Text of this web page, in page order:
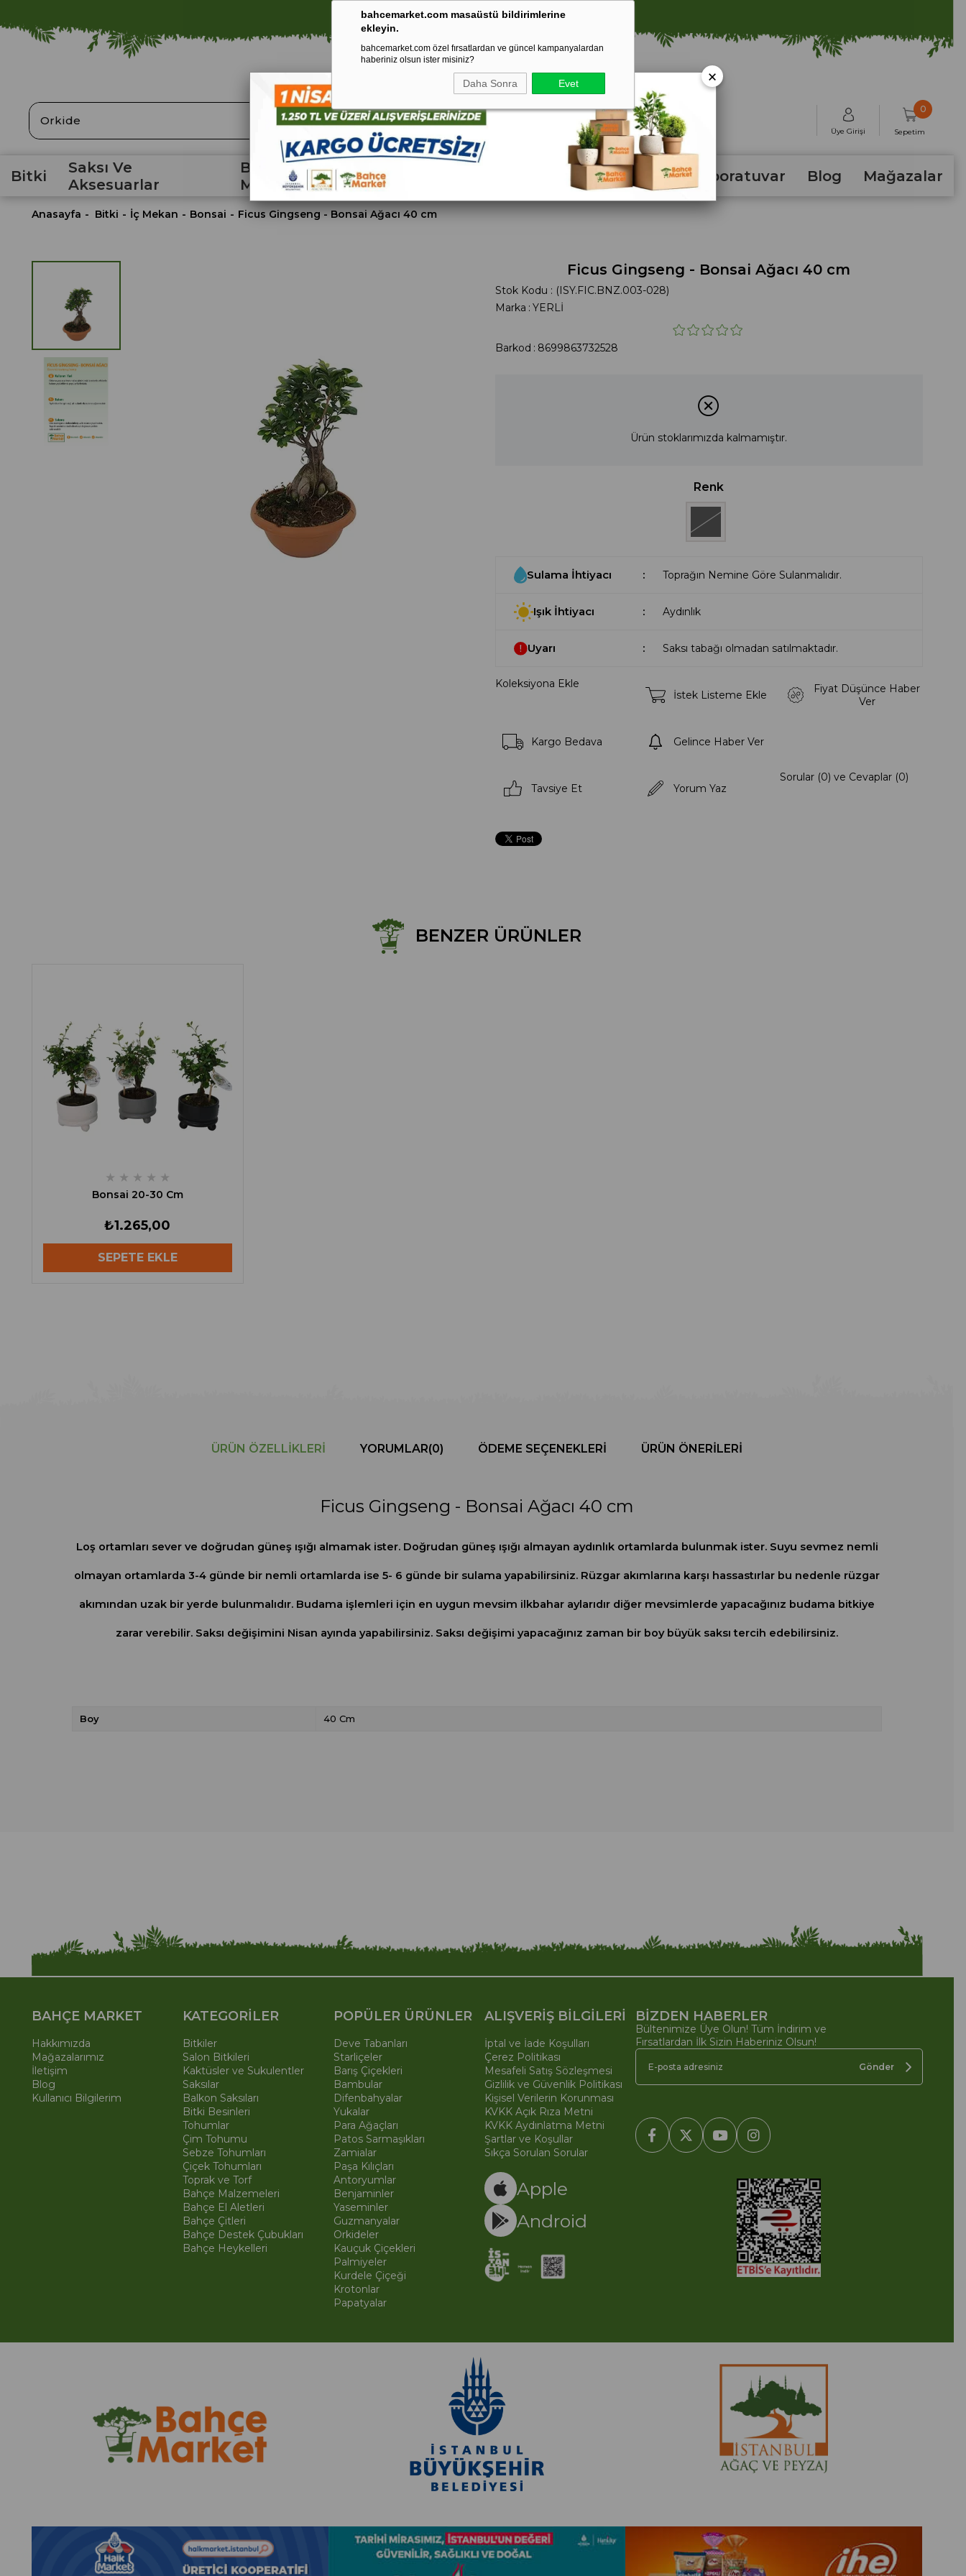
bahcemarket.com masaüstü bildirimlerine
ekleyin.
bahcemarket.com özel fırsatlardan ve güncel kampanyalardan
haberiniz olsun ister misiniz?
Daha Sonra Evet
🚀 1250 TL ÜZERİ ALIŞVERİŞLERDE KARGO ÜCRETSİZ!
ARA
Üye Girişi Sepetim
0
Bitki
Saksı Ve
Aksesuarlar
Bahçe
Malzemeleri
Tohum Laboratuvar Blog Mağazalar
Anasayfa Bitki İç Mekan Bonsai Ficus Gingseng - Bonsai Ağacı 40 cm
Ficus Gingseng - Bonsai Ağacı 40 cm
Stok Kodu
(ISY.FIC.BNZ.003-028)
Marka : YERLİ
Barkod : 8699863732528
Ürün stoklarımızda kalmamıştır.
Renk
Sulama İhtiyacı Toprağın Nemine Göre Sulanmalıdır.
Işık İhtiyacı Aydınlık
Uyarı Saksı tabağı olmadan satılmaktadır.
Koleksiyona Ekle
İstek Listeme Ekle
Fiyat Düşünce Haber
Ver
Kargo Bedava Gelince Haber Ver
Tavsiye Et Yorum Yaz
Sorular (0) ve Cevaplar (0)
BENZER ÜRÜNLER
★ ★ ★ ★ ★
Bonsai 20-30 Cm
₺1.265,00
SEPETE EKLE
ÜRÜN ÖZELLIKLERI YORUMLAR(0) ÖDEME SEÇENEKLERI ÜRÜN ÖNERILERI
Ficus Gingseng - Bonsai Ağacı 40 cm
Loş ortamları sever ve doğrudan güneş ışığı almamak ister. Doğrudan güneş ışığı almayan aydınlık ortamlarda bulunmak ister. Suyu sevmez nemli
olmayan ortamlarda 3-4 günde bir nemli ortamlarda ise 5- 6 günde bir sulama yapabilirsiniz. Rüzgar akımlarına karşı hassastırlar bu nedenle rüzgar
akımından uzak bir yerde bulunmalıdır. Budama işlemleri için en uygun mevsim ilkbahar aylarıdır diğer mevsimlerde yapacağınız budama bitkiye
zarar verebilir. Saksı değişimini Nisan ayında yapabilirsiniz. Saksı değişimi yapacağınız zaman bir boy büyük saksı tercih edebilirsiniz.
Boy 40 Cm
BAHÇE MARKET
Hakkımızda
Mağazalarımız
İletişim
Blog
Kullanıcı Bilgilerim
KATEGORİLER
Bitkiler
Salon Bitkileri
Kaktüsler ve Sukulentler
Saksılar
Balkon Saksıları
Bitki Besinleri
Tohumlar
Çim Tohumu
Sebze Tohumları
Çiçek Tohumları
Toprak ve Torf
Bahçe Malzemeleri
Bahçe El Aletleri
Bahçe Çitleri
Bahçe Destek Çubukları
Bahçe Heykelleri
POPÜLER ÜRÜNLER
Deve Tabanları
Starliçeler
Barış Çiçekleri
Bambular
Difenbahyalar
Yukalar
Para Ağaçları
Patos Sarmaşıkları
Zamialar
Paşa Kılıçları
Antoryumlar
Benjaminler
Yaseminler
Guzmanyalar
Orkideler
Kauçuk Çiçekleri
Palmiyeler
Kurdele Çiçeği
Krotonlar
Papatyalar
ALIŞVERİŞ BİLGİLERİ
İptal ve İade Koşulları
Çerez Politikası
Mesafeli Satış Sözleşmesi
Gizlilik ve Güvenlik Politikası
Kişisel Verilerin Korunması
KVKK Açık Rıza Metni
KVKK Aydınlatma Metni
Şartlar ve Koşullar
Sıkça Sorulan Sorular
Apple
Android
BİZDEN HABERLER
Bültenimize Üye Olun! Tüm İndirim ve
Fırsatlardan İlk Sizin Haberiniz Olsun!
Gönder
×